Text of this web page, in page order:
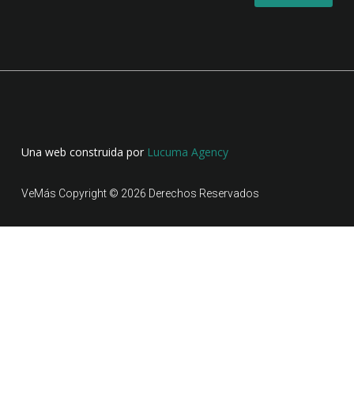
Una web construida por Lucuma Agency
VeMás Copyright © 2026 Derechos Reservados